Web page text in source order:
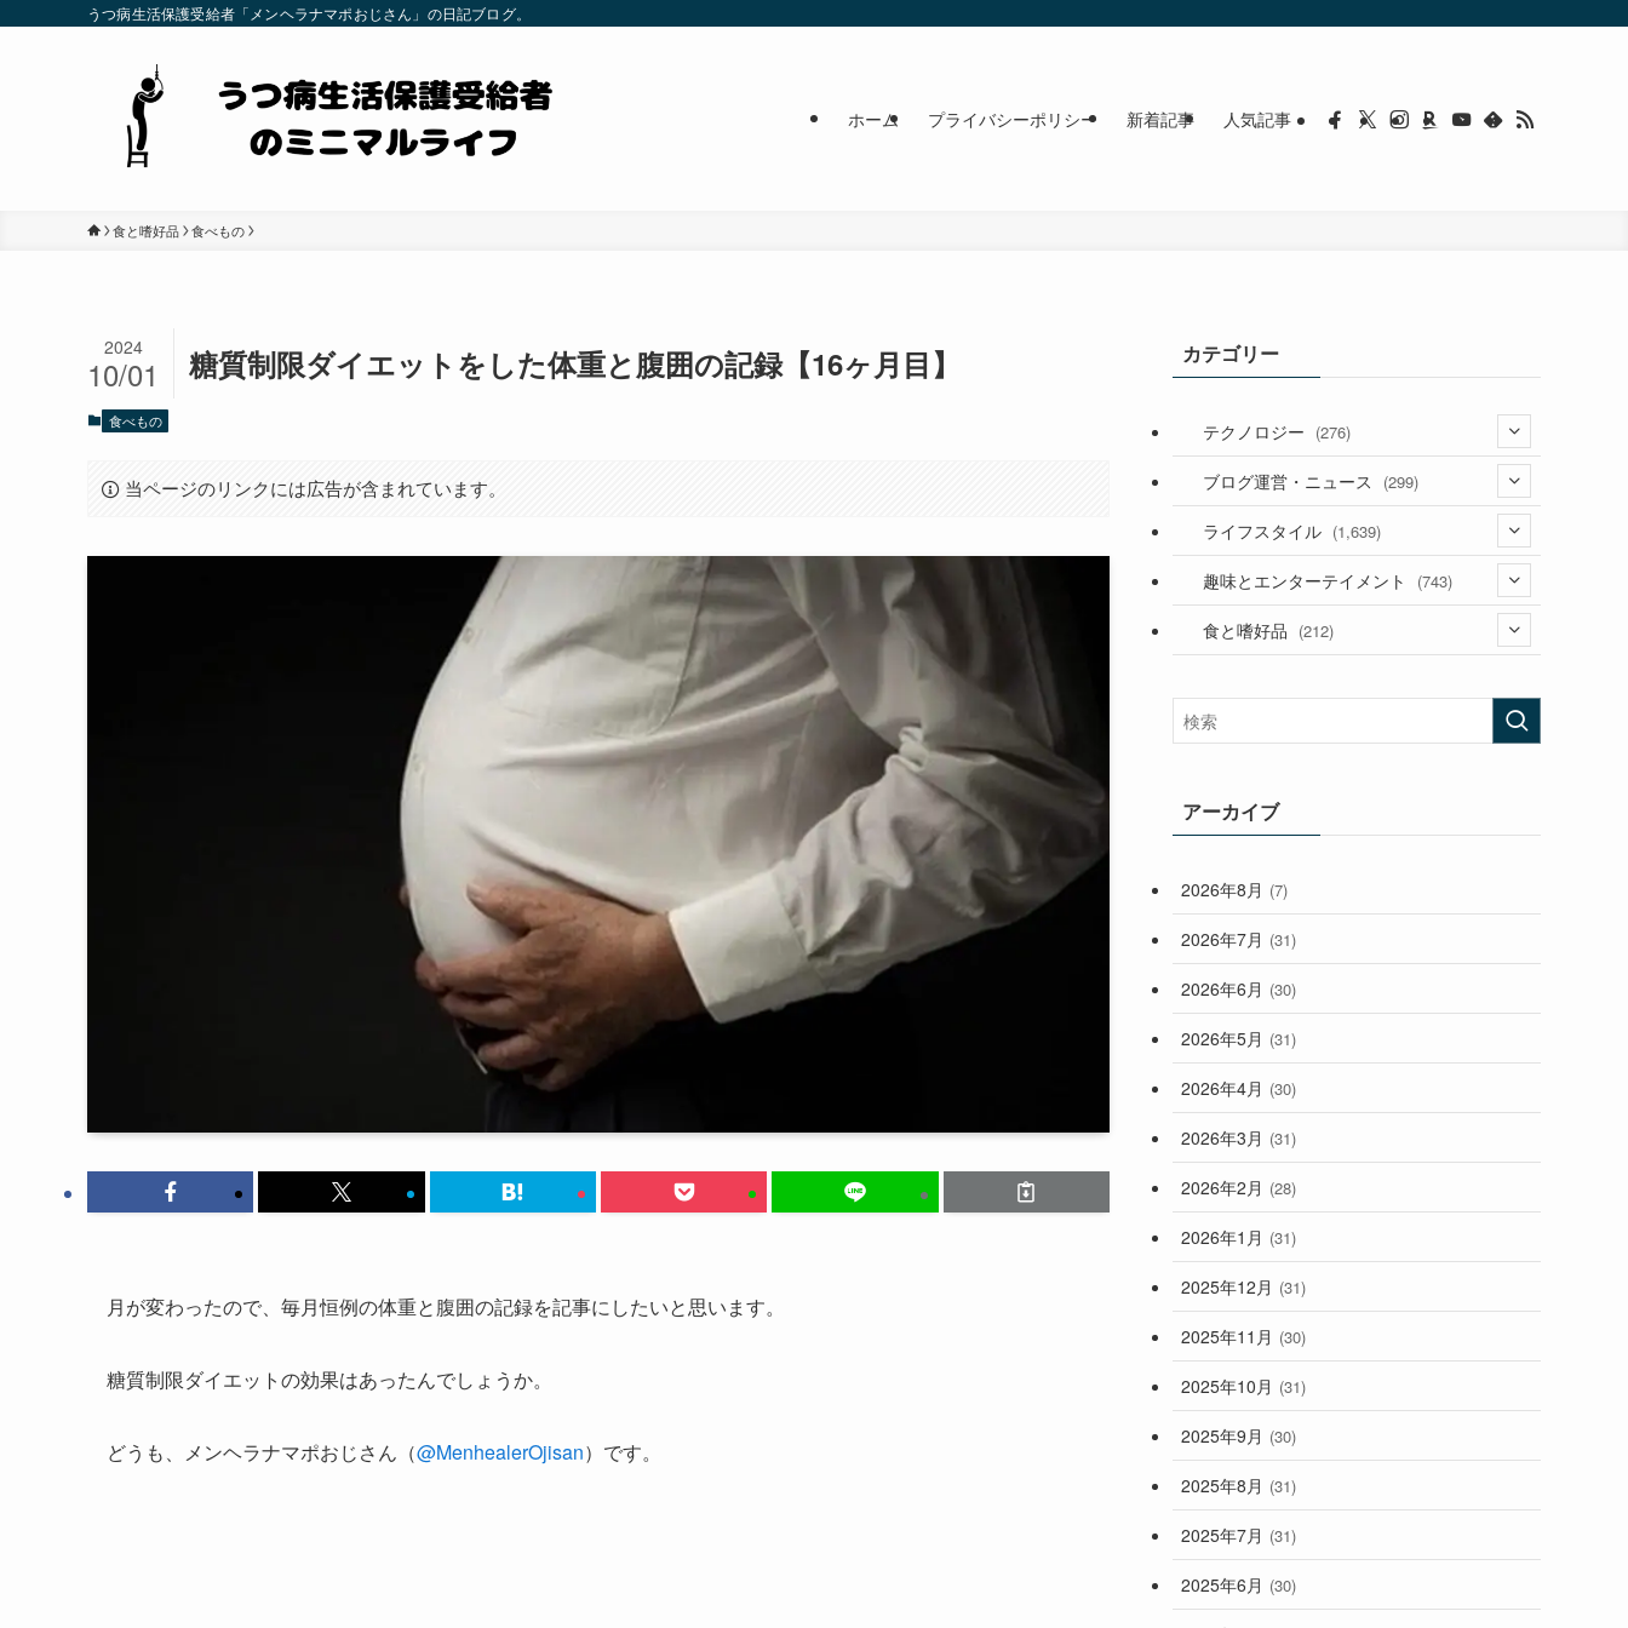
うつ病生活保護受給者「メンヘラナマポおじさん」の日記ブログ。
ホーム プライバシーポリシー 新着記事 人気記事
食と嗜好品 食べもの
糖質制限ダイエットをした体重と腹囲の記録【16ヶ月目】
2024
10/01
食べもの
当ページのリンクには広告が含まれています。
月が変わったので、毎月恒例の体重と腹囲の記録を記事にしたいと思います。
糖質制限ダイエットの効果はあったんでしょうか。
どうも、メンヘラナマポおじさん（@MenhealerOjisan）です。
カテゴリー
テクノロジー (276)
(36)
(187)
(53)
ブログ運営・ニュース (299)
(118)
(181)
ライフスタイル (1,639)
(394)
(282)
(33)
(248)
趣味とエンターテイメント (743)
(56)
(473)
食と嗜好品 (212)
アーカイブ
2026年8月 (7)
2026年7月 (31)
2026年6月 (30)
2026年5月 (31)
2026年4月 (30)
2026年3月 (31)
2026年2月 (28)
2026年1月 (31)
2025年12月 (31)
2025年11月 (30)
2025年10月 (31)
2025年9月 (30)
2025年8月 (31)
2025年7月 (31)
2025年6月 (30)